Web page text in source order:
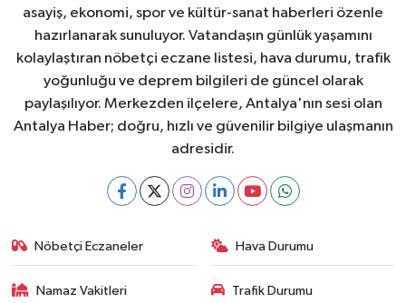
asayiş, ekonomi, spor ve kültür-sanat haberleri özenle
hazırlanarak sunuluyor. Vatandaşın günlük yaşamını
kolaylaştıran nöbetçi eczane listesi, hava durumu, trafik
yoğunluğu ve deprem bilgileri de güncel olarak
paylaşılıyor. Merkezden ilçelere, Antalya'nın sesi olan
Antalya Haber; doğru, hızlı ve güvenilir bilgiye ulaşmanın
adresidir.
Nöbetçi Eczaneler Hava Durumu
Namaz Vakitleri Trafik Durumu